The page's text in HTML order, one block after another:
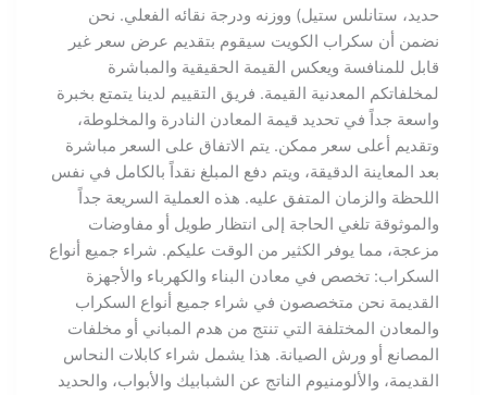
حديد، ستانلس ستيل) ووزنه ودرجة نقائه الفعلي. نحن
نضمن أن سكراب الكويت سيقوم بتقديم عرض سعر غير
قابل للمنافسة ويعكس القيمة الحقيقية والمباشرة
لمخلفاتكم المعدنية القيمة. فريق التقييم لدينا يتمتع بخبرة
واسعة جداً في تحديد قيمة المعادن النادرة والمخلوطة،
وتقديم أعلى سعر ممكن. يتم الاتفاق على السعر مباشرة
بعد المعاينة الدقيقة، ويتم دفع المبلغ نقداً بالكامل في نفس
اللحظة والزمان المتفق عليه. هذه العملية السريعة جداً
والموثوقة تلغي الحاجة إلى انتظار طويل أو مفاوضات
مزعجة، مما يوفر الكثير من الوقت عليكم. شراء جميع أنواع
السكراب: تخصص في معادن البناء والكهرباء والأجهزة
القديمة نحن متخصصون في شراء جميع أنواع السكراب
والمعادن المختلفة التي تنتج من هدم المباني أو مخلفات
المصانع أو ورش الصيانة. هذا يشمل شراء كابلات النحاس
القديمة، والألومنيوم الناتج عن الشبابيك والأبواب، والحديد